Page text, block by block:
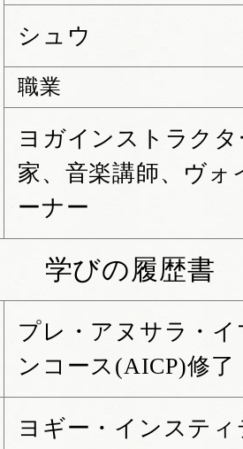
シュウ
職業
ヨガインストラク
家、音楽講師、ヴォ
ーナー
学びの履歴書
プレ・アヌサラ・
ンコース(AICP)修了
ヨギー・インステ